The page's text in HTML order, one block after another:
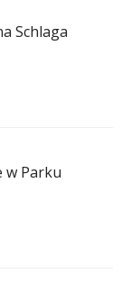
Schlaga
w Parku